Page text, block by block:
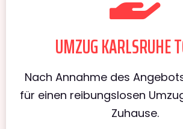
UMZUG KARLSRUHE
Nach Annahme des
für einen reibungslosen
Zuhause.